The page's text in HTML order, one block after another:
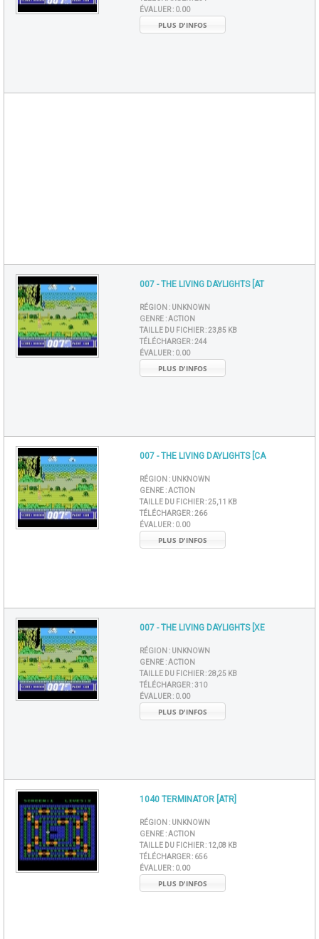
ÉVALUER : 0.00
PLUS D'INFOS
007 - THE LIVING DAYLIGHTS [AT
RÉGION : UNKNOWN
GENRE :ACTION
TAILLE DU FICHIER :23,85 KB
TÉLÉCHARGER :244
ÉVALUER : 0.00
PLUS D'INFOS
007 - THE LIVING DAYLIGHTS [CA
RÉGION : UNKNOWN
GENRE :ACTION
TAILLE DU FICHIER :25,11 KB
TÉLÉCHARGER :266
ÉVALUER : 0.00
PLUS D'INFOS
007 - THE LIVING DAYLIGHTS [XE
RÉGION : UNKNOWN
GENRE :ACTION
TAILLE DU FICHIER :28,25 KB
TÉLÉCHARGER :310
ÉVALUER : 0.00
PLUS D'INFOS
1040 TERMINATOR [ATR]
RÉGION : UNKNOWN
GENRE :ACTION
TAILLE DU FICHIER : 12,08 KB
TÉLÉCHARGER : 656
ÉVALUER : 0.00
PLUS D'INFOS